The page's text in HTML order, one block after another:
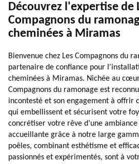
Découvrez l'expertise de
Compagnons du
cheminées à Miramas
Bienvenue chez Les Compagnons du
partenaire de confiance pour
cheminées à Miramas. Nichée au
Compagnons du ramonage est
incontesté et son engagement à offrir
qui embellissent et sécurisent votre
concrétiser votre rêve d’une
accueillante grâce à notre large
poêles, combinant esthétisme et
passionnés et expérimentés, sont à